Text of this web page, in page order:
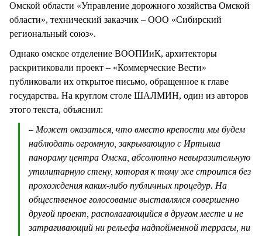
Омской области «Управление дорожного хозяйства Омской
области», технический заказчик – ООО «Сибирский
региональный союз».
Однако омское отделение ВООПИиК, архитекторы
раскритиковали проект – «Коммерческие Вести»
публиковали их открытое письмо, обращенное к главе
государства. На круглом столе ШАЛМИН, один из авторов
этого текста, объяснил:
– Может оказаться, что вместо крепости мы будем
наблюдать огромную, закрывающую с Иртыша
панораму центра Омска, абсолютно невыразительную
утилитарную стену, которая к тому же строится без
прохождения каких-либо публичных процедур. На
общественное голосование выставлялся совершенно
другой проект, располагающийся в другом месте и не
затрагивающий ни рельефа надпойменной террасы, ни